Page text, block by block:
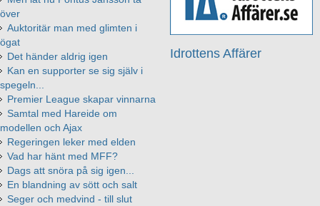
Idrottens Affärer
över
Auktoritär man med glimten i
ögat
Det händer aldrig igen
Kan en supporter se sig själv i
spegeln...
Premier League skapar vinnarna
Samtal med Hareide om
modellen och Ajax
Regeringen leker med elden
Vad har hänt med MFF?
Dags att snöra på sig igen...
En blandning av sött och salt
Seger och medvind - till slut